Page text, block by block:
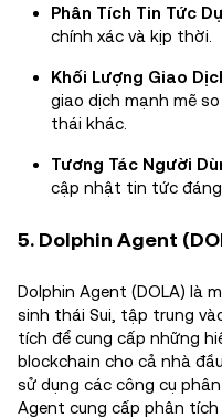
Phân Tích Tin Tức
chính xác và kịp thời.
Khối Lượng Giao
giao dịch mạnh mẽ
thái khác.
Tương Tác Người
cập nhật tin tức đáng
5. Dolphin Agent
Dolphin Agent (DOLA) là
sinh thái Sui, tập trung
tích để cung cấp những
blockchain cho cả nhà
sử dụng các công cụ
Agent cung cấp phân